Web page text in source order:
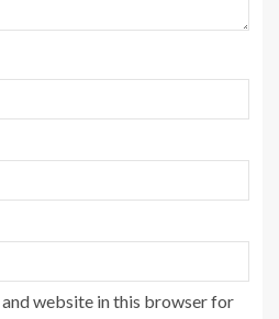
and website in this browser for